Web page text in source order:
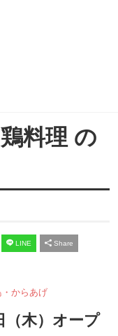
料理 の
LINE Share
からあげ
（木）オープ